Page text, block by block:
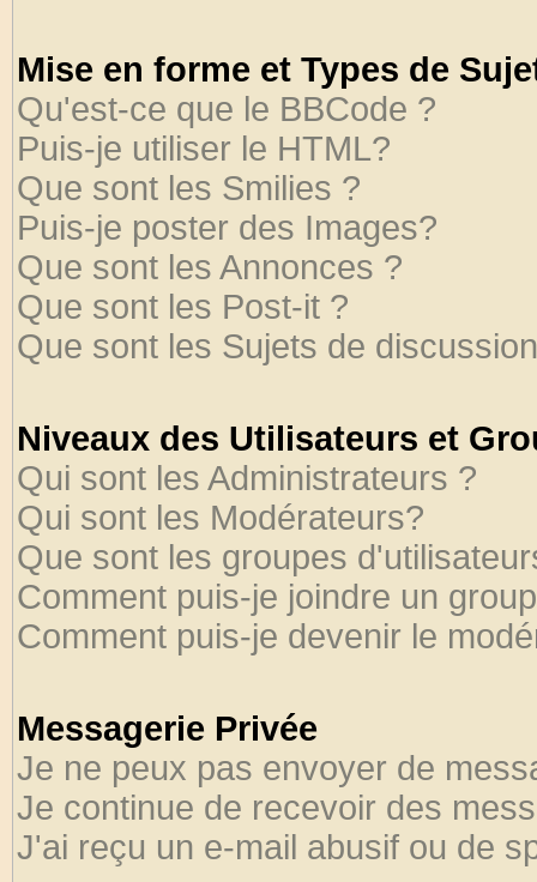
Mise en forme et Types de
Qu'est-ce que le BBCode ?
Puis-je utiliser le HTML?
Que sont les Smilies ?
Puis-je poster des Images?
Que sont les Annonces ?
Que sont les Post-it ?
Que sont les Sujets de
Niveaux des Utilisateurs et
Qui sont les Administrateurs ?
Qui sont les Modérateurs?
Que sont les groupes
Comment puis-je joindre un
Comment puis-je devenir le
Messagerie Privée
Je ne peux pas envoyer de
Je continue de recevoir des
J'ai reçu un e-mail abusif ou de